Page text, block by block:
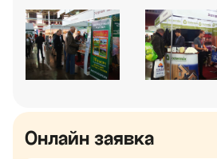
Онлайн заявка